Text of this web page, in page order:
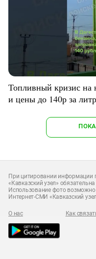
Топливный кризис на
и цены до 140р за литр
При цитировании информации
«Кавказский узел» обязательна
Использование фото возможно
Интернет-СМИ «Кавказский
О нас Как